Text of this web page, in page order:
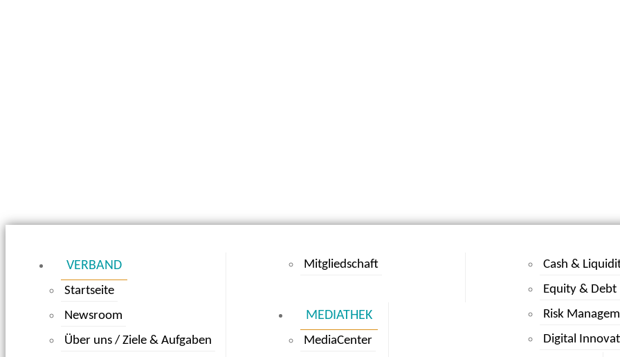
VERBAND
Startseite
Newsroom
Über uns / Ziele & Aufgaben
Mitgliedschaft
MEDIATHEK
MediaCenter
Cash &
Equity & Debt
Risk
Digital